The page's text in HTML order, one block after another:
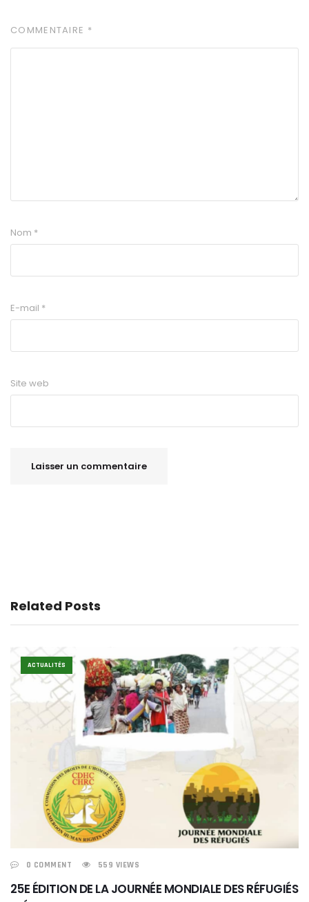
COMMENTAIRE *
Nom *
E-mail *
Site web
Related Posts
ACTUALITÉS
0 COMMENT 559 VIEWS
25E ÉDITION DE LA JOURNÉE MONDIALE DES RÉFUGIÉS